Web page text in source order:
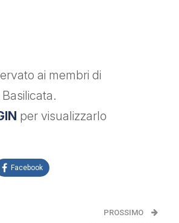
ai membri di
per visualizzarlo
Facebook
PROSSIMO